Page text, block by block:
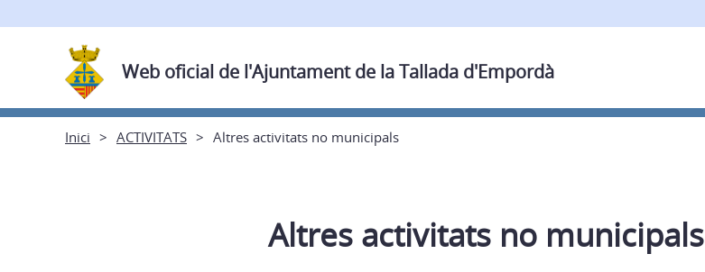
Web oficial de l'Ajuntament de la Tallada d'Empordà
Inici ACTIVITATS Altres activitats no municipals
Altres activitats no municipals